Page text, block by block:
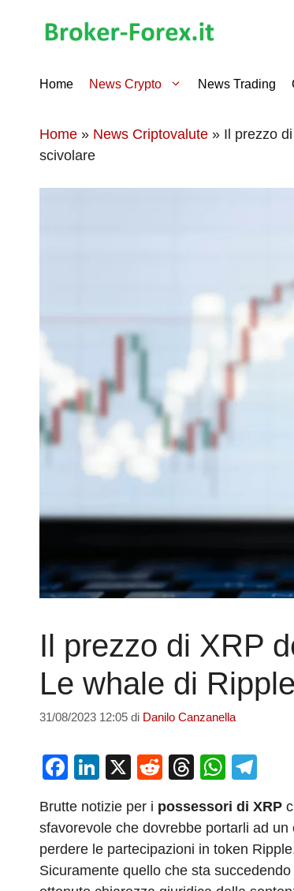
Home News Crypto News Trading
Home » News Criptovalute » Il prezzo
scivolare
Il prezzo di XRP
Le whale di
31/08/2023 12:05 di Danilo Canzanella
F
c
e
b
Li
k
e
dI
X
R
d
di
t
T
e
a
d
W
at
s
A
e
gr
a
Brutte notizie per i possessori di XRP
sfavorevole che dovrebbe portarli ad
perdere le partecipazioni in token
Sicuramente quello che sta